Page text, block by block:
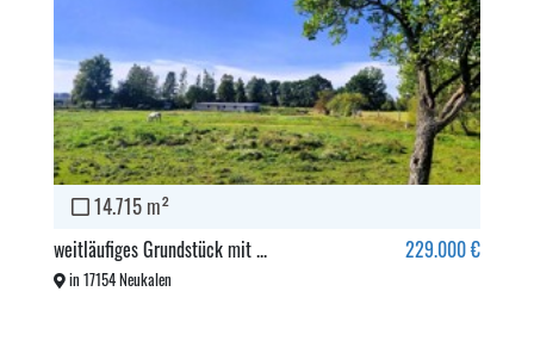
14.715 m²
weitläufiges Grundstück mit ... 229.000 €
in 17154 Neukalen